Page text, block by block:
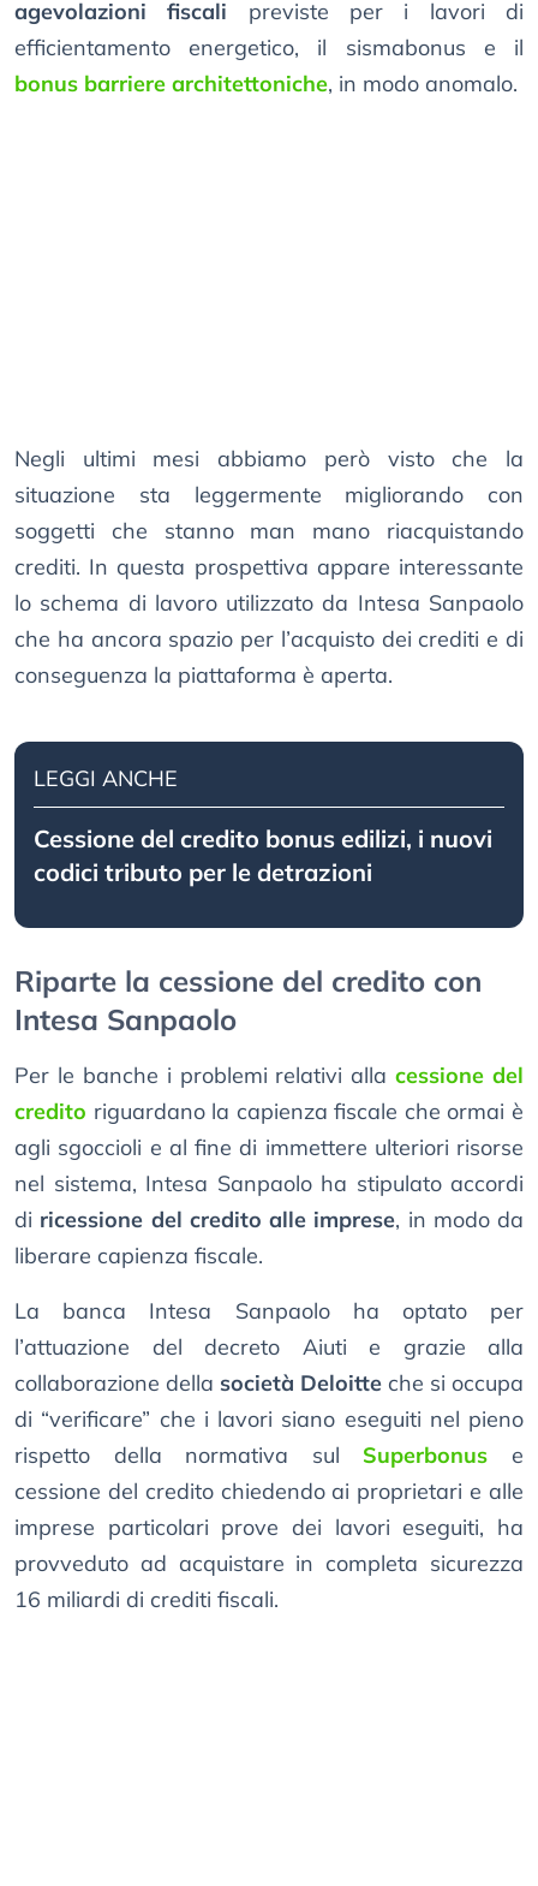
agevolazioni fiscali previste per i lavori di
efficientamento energetico, il sismabonus e il
bonus barriere architettoniche, in modo anomalo.
Negli ultimi mesi abbiamo però visto che la
situazione sta leggermente migliorando con
soggetti che stanno man mano riacquistando
crediti. In questa prospettiva appare interessante
lo schema di lavoro utilizzato da Intesa Sanpaolo
che ha ancora spazio per l’acquisto dei crediti e di
conseguenza la piattaforma è aperta.
LEGGI ANCHE
Cessione del credito bonus edilizi, i nuovi
codici tributo per le detrazioni
Riparte la cessione del credito con
Intesa Sanpaolo
Per le banche i problemi relativi allacessione del
credito riguardano la capienza fiscale che ormai è
agli sgoccioli e al fine di immettere ulteriori risorse
nel sistema, Intesa Sanpaolo ha stipulato accordi
di ricessione del credito alle imprese, in modo da
liberare capienza fiscale.
La banca Intesa Sanpaolo ha optato per
l’attuazione del decreto Aiuti e grazie alla
collaborazione della società Deloitte che si occupa
di “verificare” che i lavori siano eseguiti nel pieno
rispetto della normativa sul Superbonus e
cessione del credito chiedendo ai proprietari e alle
imprese particolari prove dei lavori eseguiti, ha
provveduto ad acquistare in completa sicurezza
16 miliardi di crediti fiscali.